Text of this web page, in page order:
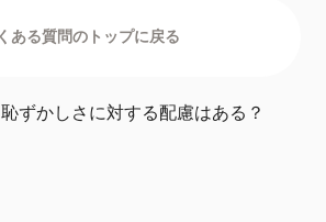
恥ずかしさに対する配慮はある？